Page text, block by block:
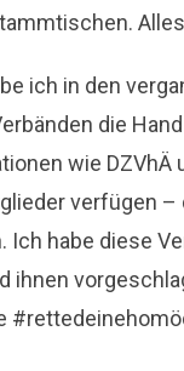
ich in den
die
wie DZVhÄ
verfügen
Ich habe diese
ihnen